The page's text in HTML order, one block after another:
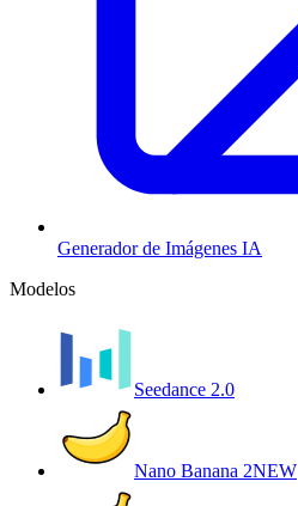
Generador de Imágenes IA
Modelos
Seedance 2.0
Nano Banana 2NEW